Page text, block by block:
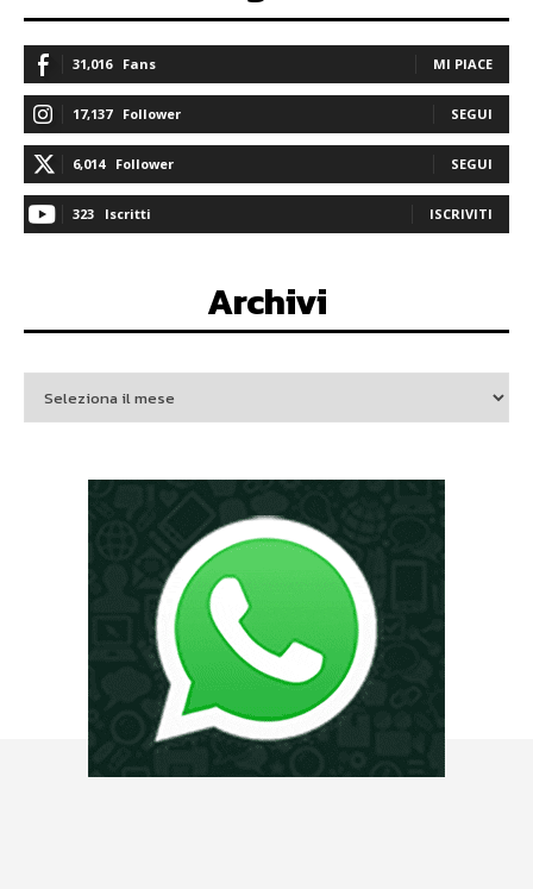
31,016 Fans MI PIACE
17,137 Follower SEGUI
6,014 Follower SEGUI
323 Iscritti ISCRIVITI
Archivi